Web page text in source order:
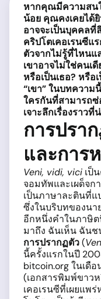
หากคุณมีความสนใ
น้อย คุณคงเคยได้
อาจจะเป็นบุคคลที่
คริปโตเคอเรนซีแ
ตัวจากไม่รู้ที่ไหนแ
เขาอาจไม่ใช่คนเ
หรือเป็นเธอ? หรือ
“เขา” ในบทความ
ใครกันที่สามารถซ่
เจาะลึกเรื่องราว
การปรา
และการ
Veni, vidi, vici เป็
จอมทัพและเผด็จ
เป็นภาษาละตินที่แ
ซึ่งในบริบทของนา
อีกหนึ่งคำในภาษิต
มาถึง ฉันเห็น ฉัน
การปรากฏตัว(
นี้ครั้งแรกในปี
bitcoin.org ในเดื
(เอกสารพิมพ์ขาว
เคอเรนซีที่เผยแพ